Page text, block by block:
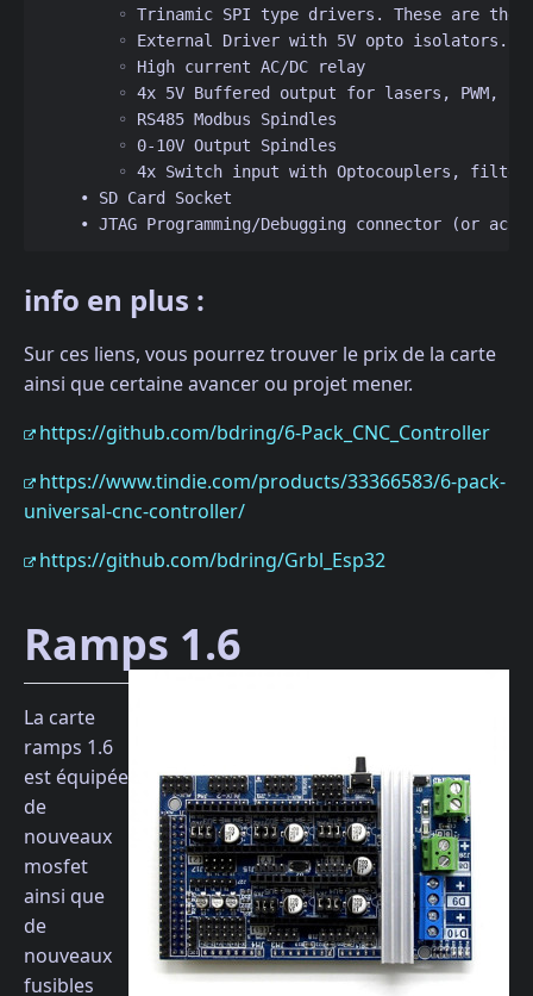
◦ Trinamic SPI type drivers. These are
◦ External Driver with 5V opto isolators.
        ◦ High current AC/DC relay
◦ 4x 5V Buffered output for lasers, PWM,
        ◦ RS485 Modbus Spindles
        ◦ 0-10V Output Spindles
◦ 4x Switch input with Optocouplers,
    • SD Card Socket
• JTAG Programming/Debugging connector (or
info en plus :
Sur ces liens, vous pourrez trouver le prix de la carte
ainsi que certaine avancer ou projet mener.
https://github.com/bdring/6-Pack_CNC_Controller
https://www.tindie.com/products/33366583/6-pack-
universal-cnc-controller/
https://github.com/bdring/Grbl_Esp32
Ramps 1.6
La carte
ramps 1.6
est équipée
de
nouveaux
mosfet
ainsi que
de
nouveaux
fusibles